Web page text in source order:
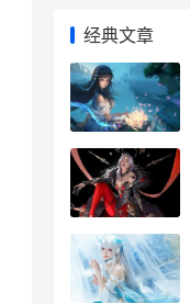
经典文章